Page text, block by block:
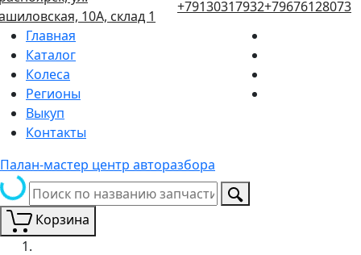
10А, склад 1
+79130317932+79676128073
Главная
Каталог
Колеса
Регионы
Выкуп
Контакты
Палан-мастер центр авторазбора
Корзина